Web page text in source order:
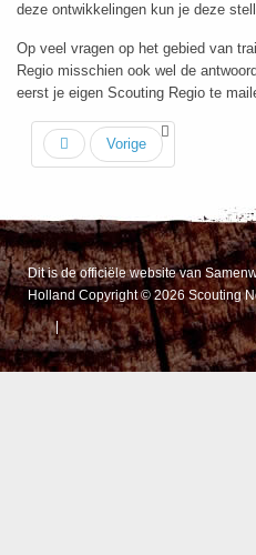
deze ontwikkelingen kun je deze
Op veel vragen op het gebied van
Regio misschien ook wel de
eerst je eigen Scouting Regio te
Vorige
Dit is de officiële website van
Holland Copyright © 2026 Scouting
|